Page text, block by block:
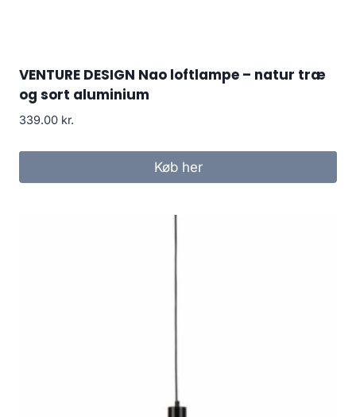
VENTURE DESIGN Nao loftlampe – natur træ
og sort aluminium
339.00 kr.
Køb her